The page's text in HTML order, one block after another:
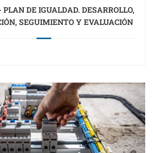
PLAN DE IGUALDAD. DESARROLLO,
SEGUIMIENTO Y EVALUACIÓN